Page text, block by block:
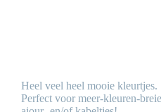
Heel veel heel mooie kleurtjes.
Perfect voor meer-kleuren-